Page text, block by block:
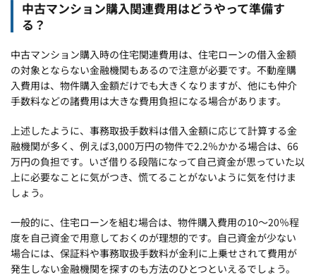
中古マンション購入関連費用はどうやって準備す
る？
中古マンション購入時の住宅関連費用は、住宅ローンの借入金額
の対象とならない金融機関もあるので注意が必要です。不動産購
入費用は、物件購入金額だけでも大きくなりますが、他にも仲介
手数料などの諸費用は大きな費用負担になる場合があります。
上述したように、事務取扱手数料は借入金額に応じて計算する金
融機関が多く、例えば3,000万円の物件で2.2％かかる場合は、66
万円の負担です。いざ借りる段階になって自己資金が思っていた以
上に必要なことに気がつき、慌てることがないように気を付けま
しょう。
一般的に、住宅ローンを組む場合は、物件購入費用の10～20％程
度を自己資金で用意しておくのが理想的です。自己資金が少ない
場合には、保証料や事務取扱手数料が金利に上乗せされて費用が
発生しない金融機関を探すのも方法のひとつといえるでしょう。